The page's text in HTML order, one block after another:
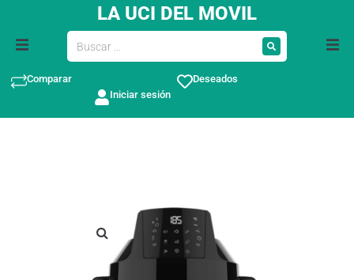
LA UCI DEL MOVIL
Comparar
Deseados
Iniciar sesión